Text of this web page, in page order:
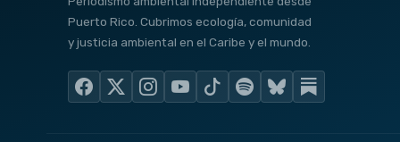
Puerto Rico. Cubrimos ecología, comunidad
y justicia ambiental en el Caribe y el mundo.